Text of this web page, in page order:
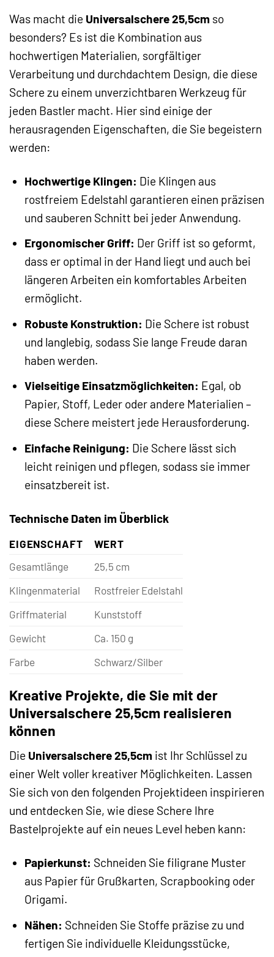
Was macht die Universalschere 25,5cm so
besonders? Es ist die Kombination aus
hochwertigen Materialien, sorgfältiger
Verarbeitung und durchdachtem Design, die diese
Schere zu einem unverzichtbaren Werkzeug für
jeden Bastler macht. Hier sind einige der
herausragenden Eigenschaften, die Sie begeistern
werden:
Hochwertige Klingen: Die Klingen aus
rostfreiem Edelstahl garantieren einen präzisen
und sauberen Schnitt bei jeder Anwendung.
Ergonomischer Griff: Der Griff ist so geformt,
dass er optimal in der Hand liegt und auch bei
längeren Arbeiten ein komfortables Arbeiten
ermöglicht.
Robuste Konstruktion: Die Schere ist robust
und langlebig, sodass Sie lange Freude daran
haben werden.
Vielseitige Einsatzmöglichkeiten: Egal, ob
Papier, Stoff, Leder oder andere Materialien –
diese Schere meistert jede Herausforderung.
Einfache Reinigung: Die Schere lässt sich
leicht reinigen und pflegen, sodass sie immer
einsatzbereit ist.
Technische Daten im Überblick
EIGENSCHAFT
WERT
Gesamtlänge
25,5 cm
Klingenmaterial
Rostfreier Edelstahl
Griffmaterial
Kunststoff
Gewicht
Ca. 150 g
Farbe
Schwarz/Silber
Kreative Projekte, die Sie mit der
Universalschere 25,5cm realisieren
können
Die Universalschere 25,5cm ist Ihr Schlüssel zu
einer Welt voller kreativer Möglichkeiten. Lassen
Sie sich von den folgenden Projektideen inspirieren
und entdecken Sie, wie diese Schere Ihre
Bastelprojekte auf ein neues Level heben kann:
Papierkunst: Schneiden Sie filigrane Muster
aus Papier für Grußkarten, Scrapbooking oder
Origami.
Nähen: Schneiden Sie Stoffe präzise zu und
fertigen Sie individuelle Kleidungsstücke,